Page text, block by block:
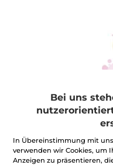
Pflege-
26332 Oléo-Infusion
Bei uns
In Übereinstimmung mit
verwenden wir Cookies, um
Anzeigen zu präsentieren,